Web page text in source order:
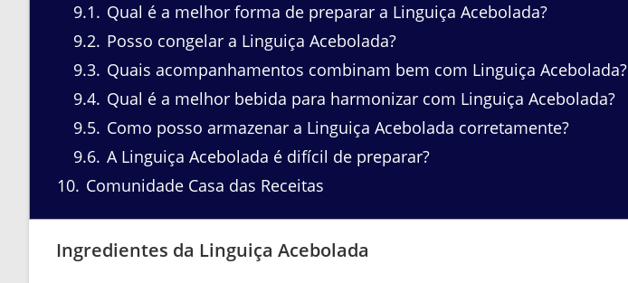
9.1
Qual é a melhor forma de preparar a Linguiça Acebolada?
9.2 Posso congelar a Linguiça Acebolada?
9.3 Quais acompanhamentos combinam bem com Linguiça Acebolada?
9.4 Qual é a melhor bebida para harmonizar com Linguiça Acebolada?
9.5 Como posso armazenar a Linguiça Acebolada corretamente?
9.6 A Linguiça Acebolada é difícil de preparar?
10 Comunidade Casa das Receitas
Ingredientes da Linguiça Acebolada